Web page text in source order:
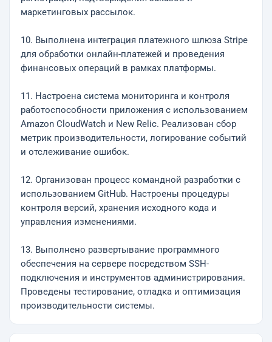
маркетинговых рассылок.
10. Выполнена интеграция платежного шлюза Stripe
для обработки онлайн-платежей и проведения
финансовых операций в рамках платформы.
11. Настроена система мониторинга и контроля
работоспособности приложения с использованием
Amazon CloudWatch и New Relic. Реализован сбор
метрик производительности, логирование событий
и отслеживание ошибок.
12. Организован процесс командной разработки с
использованием GitHub. Настроены процедуры
контроля версий, хранения исходного кода и
управления изменениями.
13. Выполнено развертывание программного
обеспечения на сервере посредством SSH-
подключения и инструментов администрирования.
Проведены тестирование, отладка и оптимизация
производительности системы.